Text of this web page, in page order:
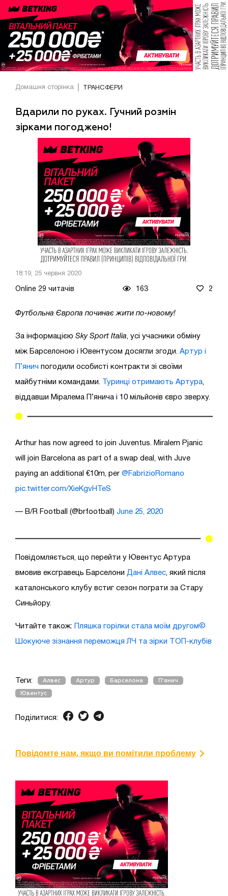
Домашня сторінка ТРАНСФЕРИ
Вдарили по руках. Гучний розмін
зірками погоджено!
18:19, 25 червня 2020
Online 29 читачів 163 2
Футбольна Європа починає жити по-новому!
За інформацією Sky Sport Italia , усі учасники обміну
між Барселоною і Ювентусом досягли згоди. Артур і
П’янич погодили особисті контракти зі своїми
майбутніми командами. Туринці отримають Артура
віддавши Міралема П’янича і 10 мільйонів євро зверху.
Arthur has now agreed to join Juventus. Miralem Pjanic
will join Barcelona as part of a swap deal, with Juve
paying an additional €10m, per @FabrizioRomano
pic.twitter.com/XieKgvHTeS
— B/R Football (@brfootball) June 25, 2020
Повідомляється, що перейти у Ювентус Артура
вмовив ексгравець Барселони Дані Алвес , який після
каталонського клубу встиг сезон пограти за Стару
Синьйору.
Читайте також: Пляшка горілки стала моїм другом©
Шокуюче зізнання переможця ЛЧ та зірки ТОП-клубів
Теги: Алвес Артур Барселона П'янич
Ювентус
Поділитися:
Повідомте нам, якщо ви помітили проблему